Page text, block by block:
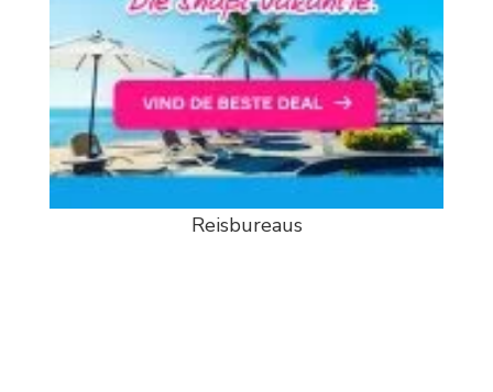
Reisbureaus